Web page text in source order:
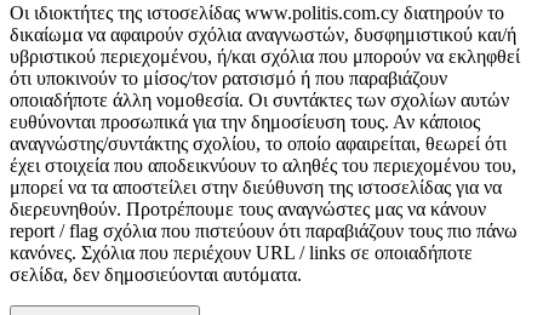
Οι ιδιοκτήτες της ιστοσελίδας www.politis.com.cy διατηρούν το
δικαίωμα να αφαιρούν σχόλια αναγνωστών, δυσφημιστικού και/ή
υβριστικού περιεχομένου, ή/και σχόλια που μπορούν να εκληφθεί
ότι υποκινούν το μίσος/τον ρατσισμό ή που παραβιάζουν
οποιαδήποτε άλλη νομοθεσία. Οι συντάκτες των σχολίων αυτών
ευθύνονται προσωπικά για την δημοσίευση τους. Αν κάποιος
αναγνώστης/συντάκτης σχολίου, το οποίο αφαιρείται, θεωρεί ότι
έχει στοιχεία που αποδεικνύουν το αληθές του περιεχομένου του,
μπορεί να τα αποστείλει στην διεύθυνση της ιστοσελίδας για να
διερευνηθούν. Προτρέπουμε τους αναγνώστες μας να κάνουν
report / flag σχόλια που πιστεύουν ότι παραβιάζουν τους πιο πάνω
κανόνες. Σχόλια που περιέχουν URL / links σε οποιαδήποτε
σελίδα, δεν δημοσιεύονται αυτόματα.